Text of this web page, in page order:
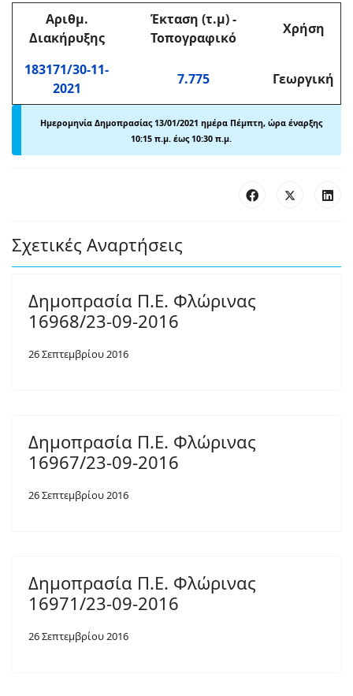
Αριθμ.
Διακήρυξης
Έκταση (τ.μ)-
Τοπογραφικό
Χρήση
183171/30-11-
2021
7.775 Γεωργική
Ημερομηνία Δημοπρασίας 13/01/2021 ημέρα Πέμπτη, ώρα έναρξης
10:15 π.μ. έως 10:30 π.μ.
Σχετικές Αναρτήσεις
Δημοπρασία Π.Ε. Φλώρινας
16968/23-09-2016
26 Σεπτεμβρίου 2016
Δημοπρασία Π.Ε. Φλώρινας
16967/23-09-2016
26 Σεπτεμβρίου 2016
Δημοπρασία Π.Ε. Φλώρινας
16971/23-09-2016
26 Σεπτεμβρίου 2016